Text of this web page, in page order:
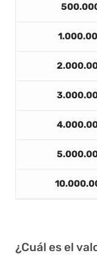
¿Cuál es el